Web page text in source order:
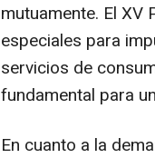
mutuamente. El XV
especiales para
servicios de
fundamental para
En cuanto a la